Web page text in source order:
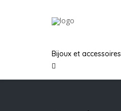
Bijoux et accessoires